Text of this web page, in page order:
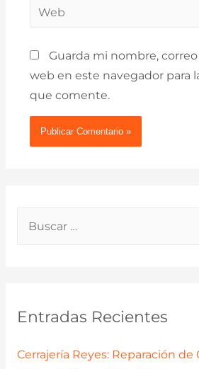
p
Entradas Recientes
Cerrajería Reyes: Reparación de
Web
Guarda mi nombre,
web en este navegador para
que comente.